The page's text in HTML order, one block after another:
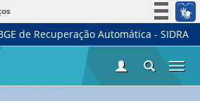
Simplifique!
Acesso à informação
de Recuperação Automática - SIDRA